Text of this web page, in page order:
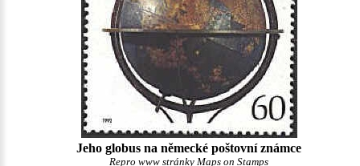
Jeho globus na německé poštovní známce
Repro www stránky Maps on Stamps